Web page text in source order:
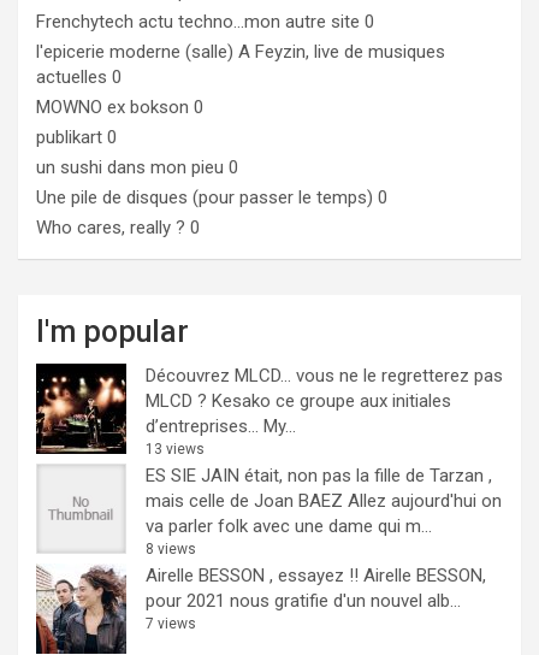
Frenchytech actu techno…mon autre site 0
l'epicerie moderne (salle) A Feyzin, live de musiques
actuelles 0
MOWNO ex bokson 0
publikart 0
un sushi dans mon pieu 0
Une pile de disques (pour passer le temps) 0
Who cares, really ? 0
I'm popular
Découvrez MLCD… vous ne le regretterez pas
MLCD ? Kesako ce groupe aux initiales
d’entreprises… My...
13 views
ES SIE JAIN était, non pas la fille de Tarzan ,
mais celle de Joan BAEZ Allez aujourd'hui on
va parler folk avec une dame qui m...
8 views
Airelle BESSON , essayez !! Airelle BESSON,
pour 2021 nous gratifie d'un nouvel alb...
7 views